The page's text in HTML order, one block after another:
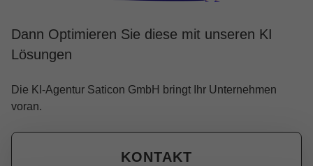
Dann Optimieren Sie diese mit unseren KI
Lösungen
Die KI-Agentur Saticon GmbH bringt Ihr Unternehmen
voran.
KONTAKT